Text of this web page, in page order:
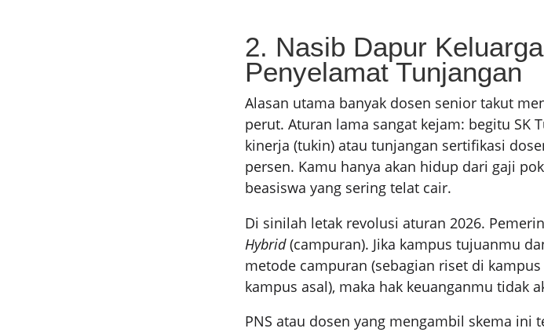
2. Nasib Dapur
Penyelamat Tunjangan
Alasan utama banyak dosen senior takut
perut. Aturan lama sangat kejam: begitu SK
kinerja (tukin) atau tunjangan sertifikasi
persen. Kamu hanya akan hidup dari gaji
beasiswa yang sering telat cair.
Di sinilah letak revolusi aturan 2026.
Hybrid(campuran). Jika kampus tujuanmu
metode campuran (sebagian riset di
kampus asal), maka hak keuanganmu tidak
PNS atau dosen yang mengambil skema ini